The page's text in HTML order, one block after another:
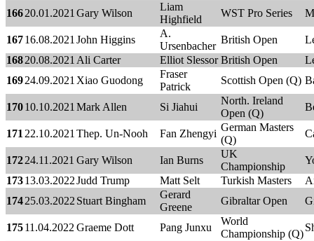
16620.01.2021 Gary Wilson
Liam
Highfield
WST Pro Series
16716.08.2021 John Higgins
A.
Ursenbacher
British Open
16820.08.2021 Ali Carter Elliot Slessor British Open
16924.09.2021 Xiao Guodong
Fraser
Patrick
Scottish Open (Q)
17010.10.2021 Mark Allen Si Jiahui
North. Ireland
Open (Q)
171 22.10.2021 Thep. Un-Nooh Fan Zhengyi
German Masters
(Q)
17224.11.2021 Gary Wilson Ian Burns
UK
Championship
17313.03.2022Judd Trump Matt Selt Turkish Masters
17425.03.2022 Stuart Bingham
Gerard
Greene
Gibraltar Open
17511.04.2022 Graeme Dott Pang Junxu
World
Championship (Q)